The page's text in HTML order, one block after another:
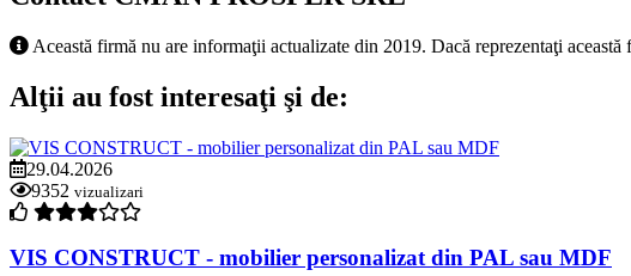
Această firmă nu are informaţii actualizate din 2019. Dacă reprezentaţi această
Alţii au fost interesaţi şi de:
29.04.2026
9352 vizualizari
VIS CONSTRUCT - mobilier personalizat din PAL sau MDF